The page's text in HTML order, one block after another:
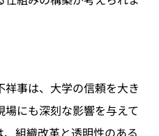
祥事は、大学の信頼を大き
にも深刻な影響を与えて